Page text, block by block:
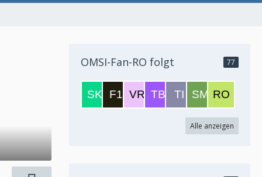
OMSI-Fan-RO folgt 77
Alle anzeigen